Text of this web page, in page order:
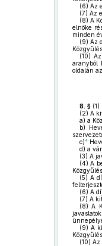
(6) Az
(7) Az
(8) A
elnöke
minden
(9) Az
(10)
aranyból
oldalán
8. §(1)
(2) A
a) a
b)
c)4
d) a
(3) A
(4) A
(5) A
(6) A
(7) A
(8) A
(9) A
(10) Az